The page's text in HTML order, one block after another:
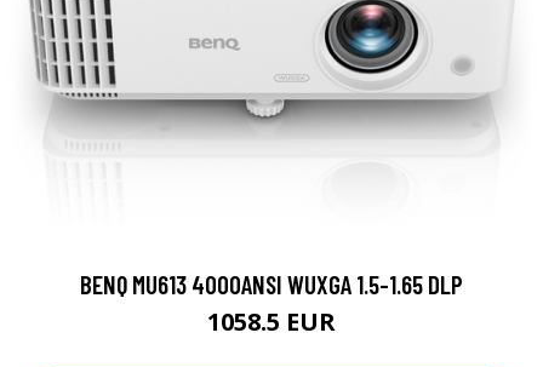
BENQ MU613 4000ANSI WUXGA 1.5-1.65 DLP
1058.5 EUR